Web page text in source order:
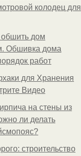
колодец для
обшить дом
Обшивка дома
работ
для Хранения
Видео
на стены из
ли делать
строительство